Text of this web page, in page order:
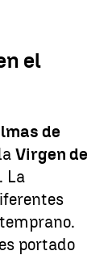
el
de
Virgen de
La
portado